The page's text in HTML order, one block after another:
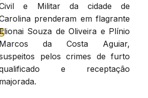
e Militar da cidade de
prenderam em flagrante
Souza de Oliveira e Plínio
Marcos da Costa Aguiar,
pelos crimes de furto
e receptação
majorada.